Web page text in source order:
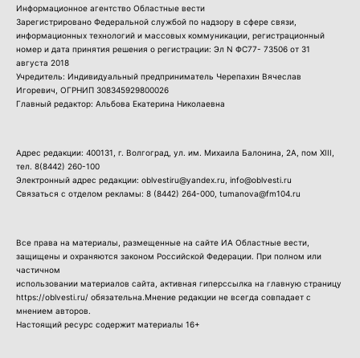
Информационное агентство Областные вести
Зарегистрировано Федеральной службой по надзору в сфере связи,
информационных технологий и массовых коммуникации, регистрационный
номер и дата принятия решения о регистрации: Эл N ФС77- 73506 от 31
августа 2018
Учредитель: Индивидуальный предприниматель Черепахин Вячеслав
Игоревич, ОГРНИП 308345929800026
Главный редактор: Альбова Екатерина Николаевна
Адрес редакции: 400131, г. Волгоград, ул. им. Михаила Балонина, 2А, пом XIII,
тел. 8(8442) 260-100
Электронный адрес редакции: oblvestiru@yandex.ru, info@oblvesti.ru
Связаться с отделом рекламы: 8 (8442) 264-000 , tumanova@fm104.ru
Все права на материалы, размещенные на сайте ИА Областные вести,
защищены и охраняются законом Российской Федерации. При полном или
частичном
использовании материалов сайта, активная гиперссылка на главную страницу
https://oblvesti.ru/ обязательна.Мнение редакции не всегда совпадает с
мнением авторов.
Настоящий ресурс содержит материалы 16+